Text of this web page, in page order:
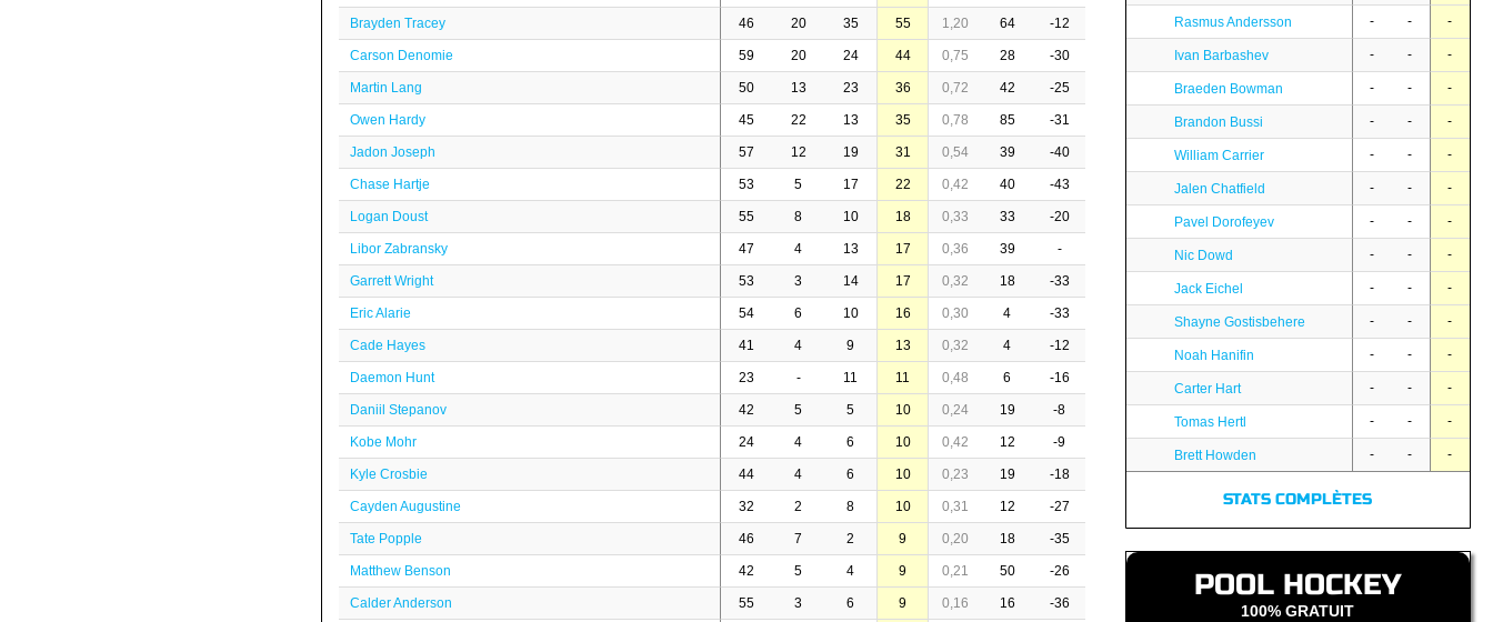
Brayden Tracey 46 20 35 55 1,20 64 -12
Carson Denomie 59 20 24 44 0,75 28 -30
Martin Lang 50 13 23 36 0,72 42 -25
Owen Hardy 45 22 13 35 0,78 85 -31
Jadon Joseph 57 12 19 31 0,54 39 -40
Chase Hartje 53 5 17 22 0,42 40 -43
Logan Doust 55 8 10 18 0,33 33 -20
Libor Zabransky 47 4 13 17 0,36 39 -
Garrett Wright 53 3 14 17 0,32 18 -33
Eric Alarie 54 6 10 16 0,30 4 -33
Cade Hayes 41 4 9 13 0,32 4 -12
Daemon Hunt 23 - 11 11 0,48 6 -16
Daniil Stepanov 42 5 5 10 0,24 19 -8
Kobe Mohr 24 4 6 10 0,42 12 -9
Kyle Crosbie 44 4 6 10 0,23 19 -18
Cayden Augustine 32 2 8 10 0,31 12 -27
Tate Popple 46 7 2 9 0,20 18 -35
Matthew Benson 42 5 4 9 0,21 50 -26
Calder Anderson 55 3 6 9 0,16 16 -36
Rasmus Andersson - - -
Ivan Barbashev - - -
Braeden Bowman - - -
Brandon Bussi - - -
William Carrier - - -
Jalen Chatfield - - -
Pavel Dorofeyev - - -
Nic Dowd - - -
Jack Eichel - - -
Shayne Gostisbehere - - -
Noah Hanifin - - -
Carter Hart - - -
Tomas Hertl - - -
Brett Howden - - -
STATS COMPLÈTES
POOL HOCKEY
100% GRATUIT